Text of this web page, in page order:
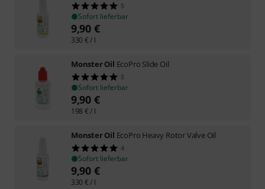
5
Sofort lieferbar
9,90 €
330 €/ l
Monster Oil EcoPro Slide Oil
5
Sofort lieferbar
9,90 €
198 €/ l
Monster Oil EcoPro Heavy Rotor Valve Oil
4
Sofort lieferbar
9,90 €
330 €/ l